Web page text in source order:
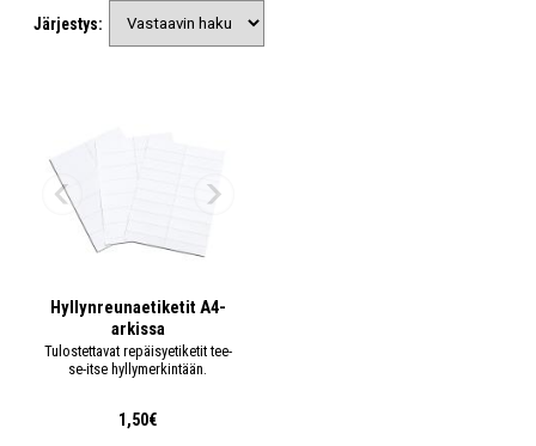
Järjestys:
Hyllynreunaetiketit A4-
arkissa
Tulostettavat repäisyetiketit tee-
se-itse hyllymerkintään.
1,50€